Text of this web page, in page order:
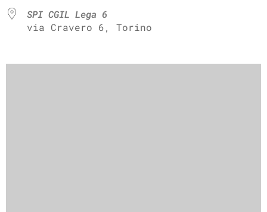
SPI CGIL Lega 6
via Cravero 6, Torino